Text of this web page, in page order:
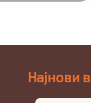
Најнови